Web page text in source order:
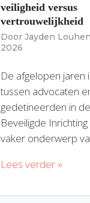
veiligheid versus
vertrouwelijkheid
Door Jayden
2026
De afgelopen jaren
tussen advocaten
gedetineerden in
Beveiligde
vaker onderwerp
Lees verder »